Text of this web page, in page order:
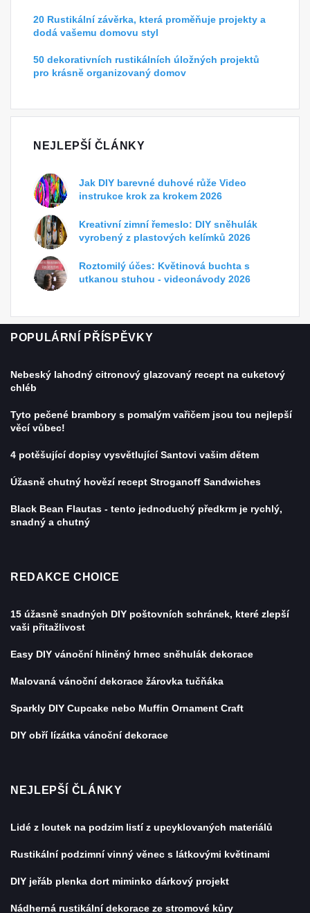
20 Rustikální závěrka, která proměňuje projekty a
dodá vašemu domovu styl
50 dekorativních rustikálních úložných projektů
pro krásně organizovaný domov
NEJLEPŠÍ ČLÁNKY
Jak DIY barevné duhové růže Video
instrukce krok za krokem 2026
Kreativní zimní řemeslo: DIY sněhulák
vyrobený z plastových kelímků 2026
Roztomilý účes: Květinová buchta s
utkanou stuhou - videonávody 2026
POPULÁRNÍ PŘÍSPĚVKY
Nebeský lahodný citronový glazovaný recept na cuketový
chléb
Tyto pečené brambory s pomalým vařičem jsou tou nejlepší
věcí vůbec!
4 potěšující dopisy vysvětlující Santovi vašim dětem
Úžasně chutný hovězí recept Stroganoff Sandwiches
Black Bean Flautas - tento jednoduchý předkrm je rychlý,
snadný a chutný
REDAKCE CHOICE
15 úžasně snadných DIY poštovních schránek, které zlepší
vaši přitažlivost
Easy DIY vánoční hliněný hrnec sněhulák dekorace
Malovaná vánoční dekorace žárovka tučňáka
Sparkly DIY Cupcake nebo Muffin Ornament Craft
DIY obří lízátka vánoční dekorace
NEJLEPŠÍ ČLÁNKY
Lidé z loutek na podzim listí z upcyklovaných materiálů
Rustikální podzimní vinný věnec s látkovými květinami
DIY jeřáb plenka dort miminko dárkový projekt
Nádherná rustikální dekorace ze stromové kůry